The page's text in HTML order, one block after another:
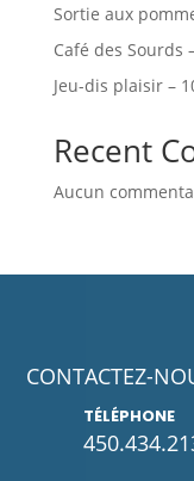
Sortie aux
Café des Sourds
Jeu-dis plaisir –
Recent
Aucun
CONTACTEZ-
TÉLÉPHONE